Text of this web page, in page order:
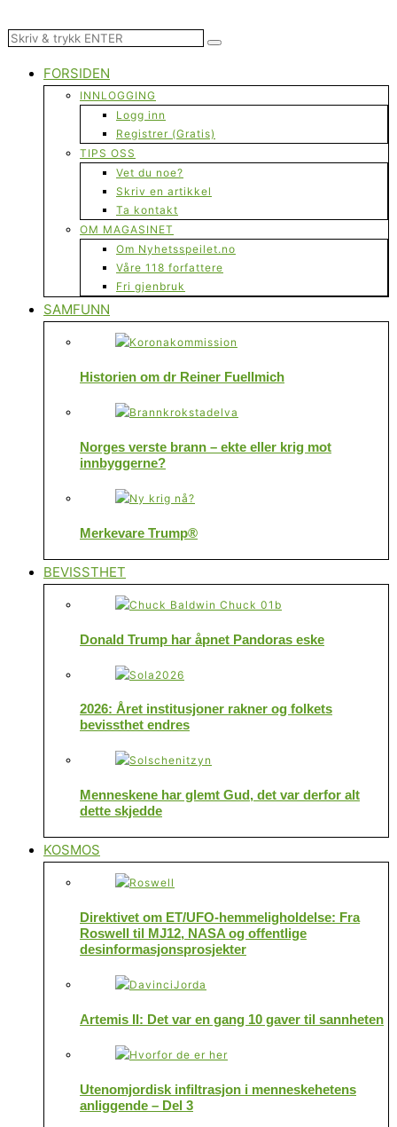
FORSIDEN
INNLOGGING
Logg inn
Registrer (Gratis)
TIPS OSS
Vet du noe?
Skriv en artikkel
Ta kontakt
OM MAGASINET
Om Nyhetsspeilet.no
Våre 118 forfattere
Fri gjenbruk
SAMFUNN
Historien om dr Reiner Fuellmich
Norges verste brann – ekte eller krig mot
innbyggerne?
Merkevare Trump®
BEVISSTHET
Donald Trump har åpnet Pandoras eske
2026: Året institusjoner rakner og folkets
bevissthet endres
Menneskene har glemt Gud, det var derfor alt
dette skjedde
KOSMOS
Direktivet om ET/UFO-hemmeligholdelse: Fra
Roswell til MJ12, NASA og offentlige
desinformasjonsprosjekter
Artemis II: Det var en gang 10 gaver til sannheten
Utenomjordisk infiltrasjon i menneskehetens
anliggende – Del 3